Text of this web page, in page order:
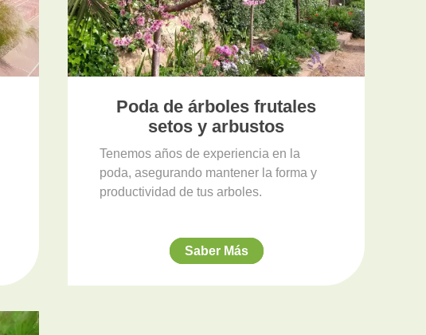
Poda de árboles frutales
setos y arbustos
Tenemos años de experiencia en la
poda, asegurando mantener la forma y
productividad de tus arboles.
Saber Más